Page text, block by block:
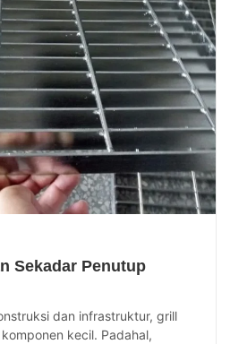
Sekadar Penutup
dan infrastruktur, grill
kecil. Padahal,